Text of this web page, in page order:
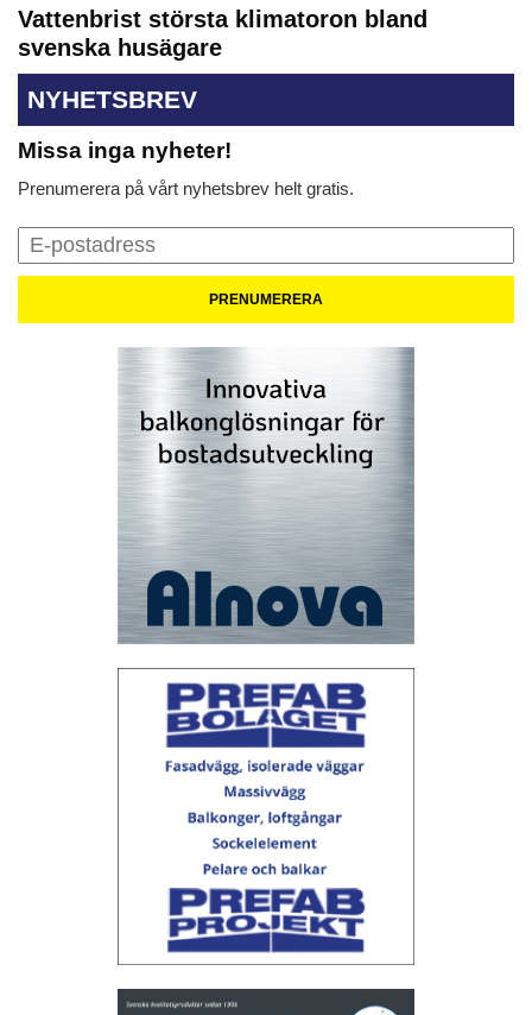
Vattenbrist största klimatoron bland
svenska husägare
NYHETSBREV
Missa inga nyheter!
Prenumerera på vårt nyhetsbrev helt gratis.